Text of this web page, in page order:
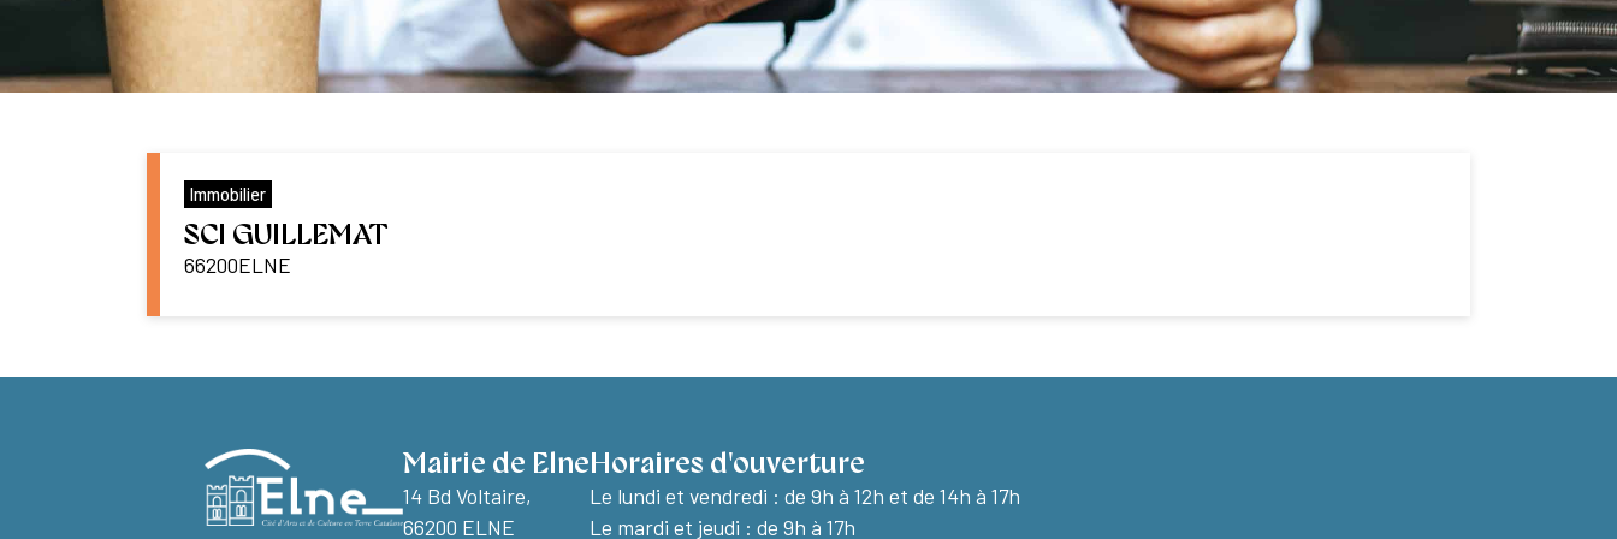
Immobilier
SCI GUILLEMAT
66200ELNE
Mairie de Elne
14 Bd Voltaire,
66200 ELNE
Horaires d'ouverture
Le lundi et vendredi : de 9h à 12h et de 14h à 17h
Le mardi et jeudi : de 9h à 17h